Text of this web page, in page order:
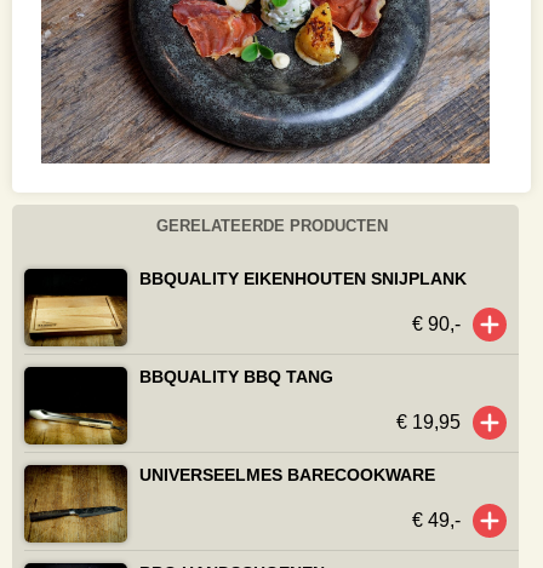
GERELATEERDE PRODUCTEN
BBQUALITY EIKENHOUTEN SNIJPLANK
€ 90,-
BBQUALITY BBQ TANG
€ 19,95
UNIVERSEELMES BARECOOKWARE
€ 49,-